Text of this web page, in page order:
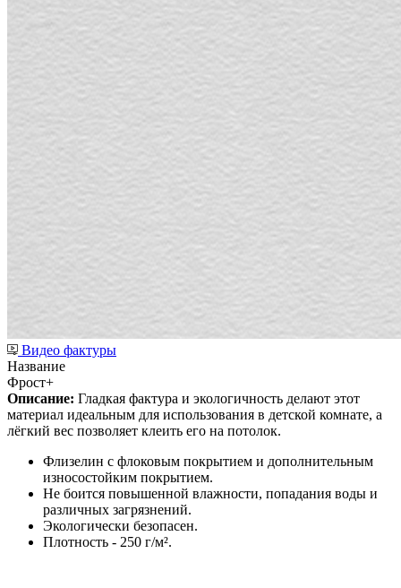
Видео фактуры
Название
Фрост+
Описание: Гладкая фактура и экологичность делают этот
материал идеальным для использования в детской комнате, а
лёгкий вес позволяет клеить его на потолок.
Флизелин с флоковым покрытием и дополнительным
износостойким покрытием.
Не боится повышенной влажности, попадания воды и
различных загрязнений.
Экологически безопасен.
Плотность - 250 г/м².